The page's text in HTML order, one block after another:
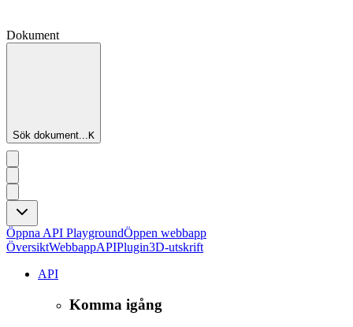
Dokument
Sök dokument...K
Öppna API PlaygroundÖppen webbapp
ÖversiktWebbappAPIPlugin3D-utskrift
API
Komma igång